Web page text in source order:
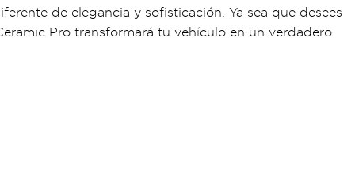
de elegancia y sofisticación. Ya sea que desees
Pro transformará tu vehículo en un verdadero